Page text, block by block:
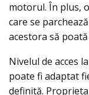
motorul. În plus,
care se
acestora să
Nivelul de acces
poate fi adaptat
definită.